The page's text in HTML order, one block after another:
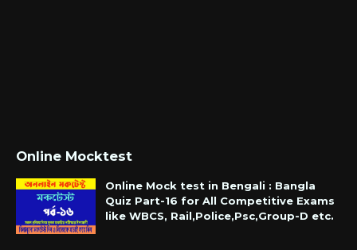
Online Mocktest
Online Mock test in Bengali : Bangla
Quiz Part-16 for All Competitive Exams
like WBCS, Rail,Police,Psc,Group-D etc.